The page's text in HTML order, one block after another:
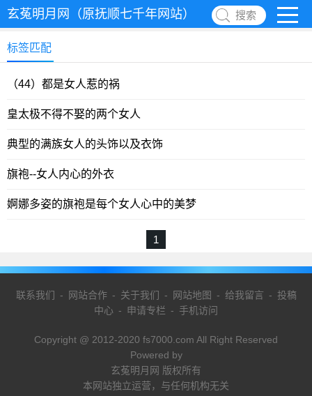
玄菟明月网（原抚顺七千年网站） 搜索
标签匹配
（44）都是女人惹的祸
皇太极不得不娶的两个女人
典型的满族女人的头饰以及衣饰
旗袍--女人内心的外衣
婀娜多姿的旗袍是每个女人心中的美梦
1
联系我们 - 网站合作- 关于我们 - 网站地图 - 给我留言 - 投稿
中心 - 申请专栏 - 手机访问
Copyright @ 2012-2020 fs7000.com All Right Reserved
Powered by
玄菟明月网 版权所有
本网站独立运营，与任何机构无关